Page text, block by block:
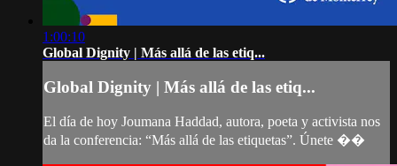
1:00:10
Global Dignity | Más allá de las etiq...
Global Dignity | Más allá de las etiq...
El día de hoy Joumana Haddad, autora, poeta y activista nos
da la conferencia: “Más allá de las etiquetas”. Únete ��